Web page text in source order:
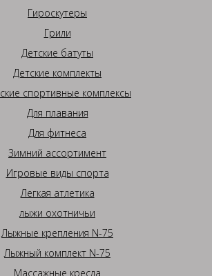
Гироскутеры
Грили
Детские батуты
Детские комплекты
спортивные комплексы
Для плавания
Для фитнеса
Зимний ассортимент
Игровые виды спорта
Легкая атлетика
лыжи охотничьи
Лыжные крепления N-75
Лыжный комплект N-75
Массажные кресла